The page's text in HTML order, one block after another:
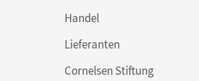
Handel
Lieferanten
Cornelsen Stiftung